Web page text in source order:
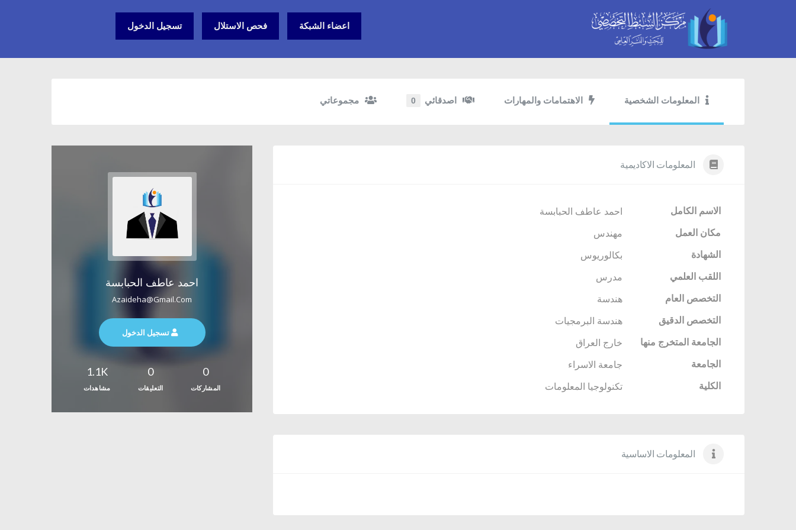
اعضاء الشبكة فحص الاستلال تسجيل الدخول
المعلومات الشخصية الاهتمامات والمهارات اصدقائي 0 مجموعاتي
احمد عاطف الحبابسة
Azaideha@gmail.com
تسجيل الدخول
0
المشاركات
0
التعليقات
1.1K
مشاهدات
المعلومات الاكاديمية
الاسم الكامل احمد عاطف الحبابسة
مكان العمل مهندس
الشهادة بكالوريوس
اللقب العلمي مدرس
التخصص العام هندسة
التخصص الدقيق هندسة البرمجيات
الجامعة المتخرج منها خارج العراق
الجامعة جامعة الاسراء
الكلية تكنولوجيا المعلومات
المعلومات الاساسية